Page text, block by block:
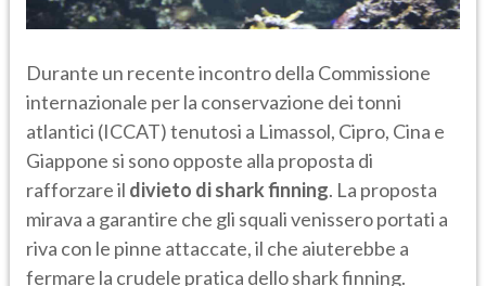
Durante un recente incontro della Commissione
internazionale per la conservazione dei tonni
atlantici (ICCAT) tenutosi a Limassol, Cipro, Cina e
Giappone si sono opposte alla proposta di
rafforzare il divieto di shark finning. La proposta
mirava a garantire che gli squali venissero portati a
riva con le pinne attaccate, il che aiuterebbe a
fermare la crudele pratica dello shark finning.